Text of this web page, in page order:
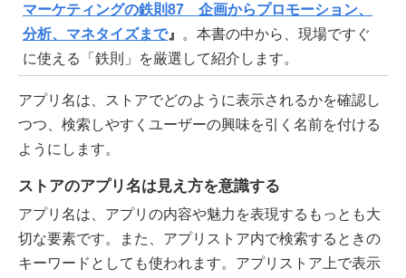
マーケティングの鉄則87 企画からプロモーション、
分析、マネタイズまで』
。本書の中から、現場ですぐ
に使える「鉄則」を厳選して紹介します。
アプリ名は、ストアでどのように表示されるかを確認し
つつ、検索しやすくユーザーの興味を引く名前を付ける
ようにします。
ストアのアプリ名は見え方を意識する
アプリ名は、アプリの内容や魅力を表現するもっとも大
切な要素です。また、アプリストア内で検索するときの
キーワードとしても使われます。アプリストア上で表示